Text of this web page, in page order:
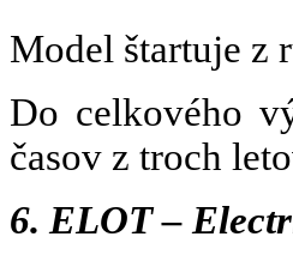
Model štartuje z
Do celkového
časov z troch
6. ELOT –